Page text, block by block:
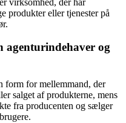
produkter eller tjenester på
agenturindehaver og
form for mellemmand, der
salget af produkterne, mens
fra producenten og sælger